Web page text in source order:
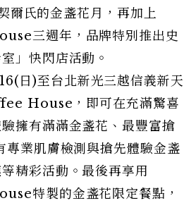
爾氏的金盞花月，再加上
三週年，品牌特別推出史
」快閃店活動。
日)至台北新光三越信義新天
House，即可在充滿驚喜
擁有滿滿金盞花、最豐富搶
業肌膚檢測與搶先體驗金盞
精彩活動。最後再享用
特製的金盞花限定餐點，